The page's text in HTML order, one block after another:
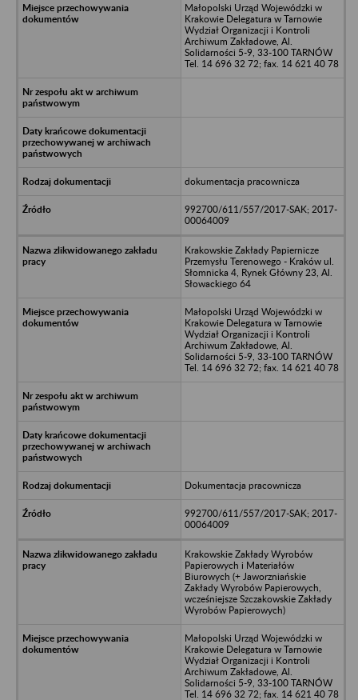
Małopolski Urząd Wojewódzki w
Krakowie Delegatura w Tarnowie
Wydział Organizacji i Kontroli
Archiwum Zakładowe, Al.
Solidarności 5-9, 33-100 TARNÓW
Tel. 14 696 32 72; fax. 14 621 40 78
dokumentacja pracownicza
992700/611/557/2017-SAK; 2017-
00064009
Krakowskie Zakłady Papiernicze
Przemysłu Terenowego - Kraków ul.
Słomnicka 4, Rynek Główny 23, Al.
Słowackiego 64
Małopolski Urząd Wojewódzki w
Krakowie Delegatura w Tarnowie
Wydział Organizacji i Kontroli
Archiwum Zakładowe, Al.
Solidarności 5-9, 33-100 TARNÓW
Tel. 14 696 32 72; fax. 14 621 40 78
Dokumentacja pracownicza
992700/611/557/2017-SAK; 2017-
00064009
Krakowskie Zakłady Wyrobów
Papierowych i Materiałów
Biurowych (+ Jaworzniańskie
Zakłady Wyrobów Papierowych,
wcześniejsze Szczakowskie Zakłady
Wyrobów Papierowych)
Małopolski Urząd Wojewódzki w
Krakowie Delegatura w Tarnowie
Wydział Organizacji i Kontroli
Archiwum Zakładowe, Al.
Solidarności 5-9, 33-100 TARNÓW
Tel. 14 696 32 72; fax. 14 621 40 78